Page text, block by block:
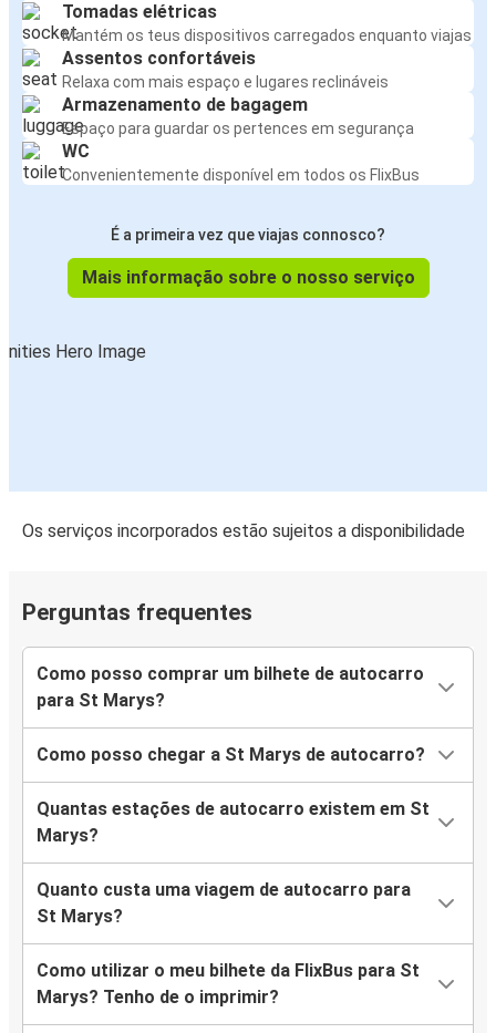
Tomadas elétricas
Mantém os teus dispositivos carregados enquanto viajas
Assentos confortáveis
Relaxa com mais espaço e lugares reclináveis
Armazenamento de bagagem
Espaço para guardar os pertences em segurança
WC
Convenientemente disponível em todos os FlixBus
É a primeira vez que viajas connosco?
Mais informação sobre o nosso serviço
Os serviços incorporados estão sujeitos a disponibilidade
Perguntas frequentes
Como posso comprar um bilhete de autocarro
para St Marys?
Como posso chegar a St Marys de autocarro?
Quantas estações de autocarro existem em St
Marys?
Quanto custa uma viagem de autocarro para
St Marys?
Como utilizar o meu bilhete da FlixBus para St
Marys? Tenho de o imprimir?